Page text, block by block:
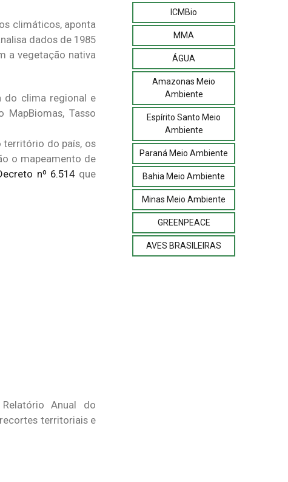
climáticos, aponta
dados de 1985
a vegetação nativa
do clima regional e
Tasso
território do país, os
o mapeamento de
nº 6.514que
Anual do
territoriais e
ICMBio
MMA
ÁGUA
Amazonas Meio
Ambiente
Espírito Santo Meio
Ambiente
Paraná Meio Ambiente
Bahia Meio Ambiente
Minas Meio Ambiente
GREENPEACE
AVES BRASILEIRAS